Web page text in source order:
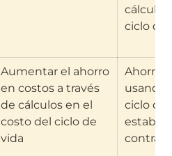
ciclo de
Aumentar el ahorro
en costos a través
de cálculos en el
costo del ciclo de
vida
Ahorros
usando
ciclo de
contrato